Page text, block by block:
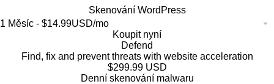
Skenování WordPress
Koupit nyní
Defend
Find, fix and prevent threats with website acceleration
$299.99 USD
Denní skenování malwaru